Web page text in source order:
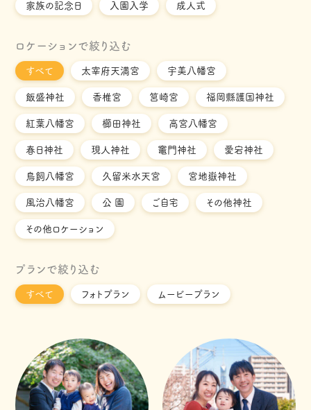
家族の記念日 入園入学 成人式
ロケーションで絞り込む
すべて 太宰府天満宮 宇美八幡宮
飯盛神社 香椎宮 筥崎宮 福岡縣護国神社
紅葉八幡宮 櫛田神社 高宮八幡宮
春日神社 現人神社 竈門神社 愛宕神社
鳥飼八幡宮 久留米水天宮 宮地嶽神社
風治八幡宮 公 園 ご自宅 その他神社
その他ロケーション
プランで絞り込む
すべて フォトプラン ムービープラン